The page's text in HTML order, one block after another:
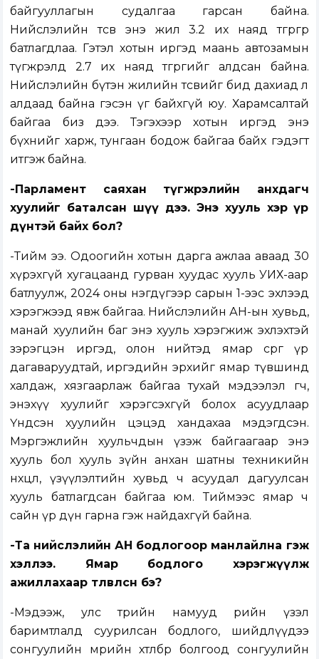
байгууллагын судалгаа гарсан байна.
Нийслэлийн төсөв энэ жил 3.2 их наяд төгрөгөөр
батлагдлаа. Гэтэл хотын иргэд маань автозамын
түгжрэлд 2.7 их наяд төгрөгийг алдсан байна.
Нийслэлийн бүтэн жилийн төсвийг бид дахиад л
алдаад байна гэсэн үг байхгүй юу. Харамсалтай
байгаа биз дээ. Тэгэхээр хотын иргэд энэ
бүхнийг харж, тунгаан бодож байгаа байх гэдэгт
итгэж байна.
-Парламент саяхан түгжрэлийн анхдагч
хуулийг баталсан шүү дээ. Энэ хууль хэр үр
дүнтэй байх бол?
-Тийм ээ. Одоогийн хотын дарга ажлаа аваад 30
хүрэхгүй хугацаанд гурван хуудас хууль УИХ-аар
батлуулж, 2024 оны нэгдүгээр сарын 1-ээс эхлээд
хэрэгжээд явж байгаа. Нийслэлийн АН-ын хувьд,
манай хуулийн баг энэ хууль хэрэгжиж эхлэхтэй
зэрэгцэн иргэд, олон нийтэд ямар сөрөг үр
дагаваруудтай, иргэдийн эрхийг ямар түвшинд
халдаж, хязгаарлаж байгаа тухай мэдээлэл өгч,
энэхүү хуулийг хэрэгсэхгүй болох асуудлаар
Үндсэн хуулийн цэцэд хандахаа мэдэгдсэн.
Мэргэжлийн хуульчдын үзэж байгаагаар энэ
хууль бол хууль зүйн анхан шатны техникийн
нөхцөл, үзүүлэлтийн хувьд ч асуудал дагуулсан
хууль батлагдсан байгаа юм. Тиймээс ямар ч
сайн үр дүн гарна гэж найдахгүй байна.
-Та нийслэлийн АН бодлогоор манлайлна гэж
хэллээ. Ямар бодлого хэрэгжүүлж
ажиллахаар төлөвлөсөн бэ?
-Мэдээж, улс төрийн намууд өөрийн үзэл
баримтлалд суурилсан бодлого, шийдлүүдээ
сонгуулийн мөрийн хөтөлбөр болгоод сонгуулийн